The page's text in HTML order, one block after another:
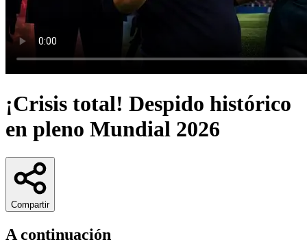
¡Crisis total! Despido histórico
en pleno Mundial 2026
Compartir
A continuación